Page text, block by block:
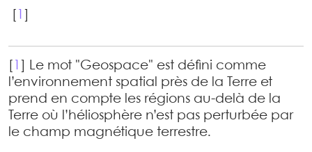
Le mot "Geospace" est défini comme
l’environnement spatial près de la Terre et
prend en compte les régions au-delà de la
Terre où l’héliosphère n’est pas perturbée par
le champ magnétique terrestre.